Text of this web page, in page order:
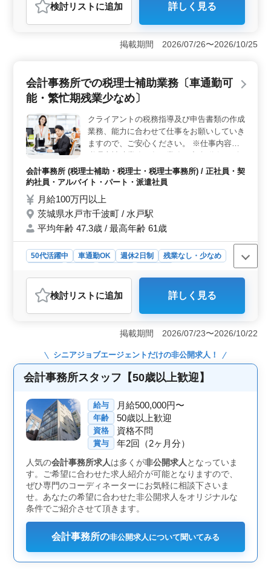
おすすめポイント
＜車通勤可能＞ 水戸市五軒町の偕楽園駅からの車通勤
が可能で、交通手段の選択肢が広がります。自家用車の
利用ができるため、通勤時間やルートを自分で調整で
います。また、前年度実績で年2回の賞与支給があり、最
大で年間2.00ヶ月分または40万円〜100万円の支給が期待
ができます。 ＜残業少なめ＞ アットホームな雰囲
気の事務所で業務がコントロールされており、残業は少
なめです。月平均で10時間程度の時間外勤務でありなが
ら、週5日の就業日数で働くことができます。労働時間の
バランスを取りながら、充実した職場環境で働けます。
検討リスト に追加 詳しく見る
掲載期間 2026/07/26〜2026/10/25
会計事務所での税理士補助業務〔車通勤可
能・繁忙期残業少なめ〕
クライアントの税務指導及び申告書類の作成
業務、能力に合わせて仕事をお願いしていき
ますので、ご安心ください。 ※仕事内容※
税理士補助業務の各種業務 ・記帳代行 ・会
計処理指導 ・税務監査、会計監査 ・経営指
導、コンサルタント ・各種申告書類の作成
め
会計事務所 (税理士補助・税理士・税理士事務所) / 正社員・契
約社員・アルバイト・パート・派遣社員
月給100万円以上
茨城県水戸市千波町 / 水戸駅
平均年齢 47.3歳 / 最高年齢 61歳
50代活躍中 車通勤OK 週休2日制
残業なし・少なめ
会計事務所
おすすめポイント
＜車通勤可能・残業少なめの魅力＞ 水戸駅周辺で車通
勤可能。繁忙期でも残業は少なめで、ワークライフバラ
ンスを大切にできる環境です。クライアントの税務指導
や申告書類の作成業務を通じ、確かなスキルを発揮する
ことが可能です。 ＜ベテラン経験者優遇と充実した
報酬＞ 50代のベテラン経験者歓迎しています。経験5年
以上の実績ある方にピッタリです。月収300万円〜450万
円の高水準な給与で、通勤手当も全額支給していま
す。 ＜福利厚生とキャリア形成＞ 雇用・労災・健
康・厚生など各種福利厚生も充実しています。複数名の
採用で、安定感のある職場です。育休や産休の制度も整
備され、キャリア形成にも配慮されています。
検討リスト に追加 詳しく見る
掲載期間 2026/07/23〜2026/10/22
シニアジョブエージェントだけの非公開求人！
会計事務所スタッフ【50歳以上歓迎】
給与 月給500,000円〜
年齢 50歳以上歓迎
資格 資格不問
賞与 年2回（2ヶ月分）
人気の会計事務所求人は多くが非公開求人となっていま
す。ご希望に合わせた求人紹介が可能となりますので、
ぜひ専門のコーディネーターにお気軽に相談下さいま
せ。あなたの希望に合わせた非公開求人をオリジナルな
条件でご紹介させて頂きます。
会計事務所の非公開求人について聞いてみる